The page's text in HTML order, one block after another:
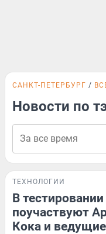
САНКТ-ПЕТЕРБУРГ
Новости по
ТЕХНОЛОГИИ
В
поучаствуют
Кока и